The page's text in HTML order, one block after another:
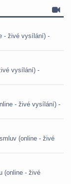
- živé vysílání) -
vysílání) -
- živé vysílání) -
(online - živé
(online - živé